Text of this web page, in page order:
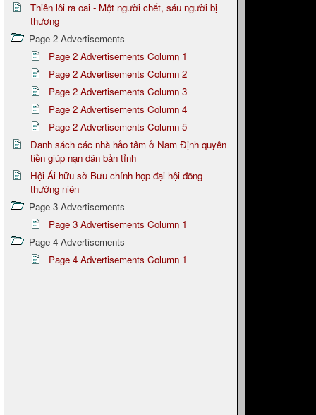
Thiên lôi ra oai - Một người chết, sáu người bị
thương
Page 2 Advertisements
Page 2 Advertisements Column 1
Page 2 Advertisements Column 2
Page 2 Advertisements Column 3
Page 2 Advertisements Column 4
Page 2 Advertisements Column 5
Danh sách các nhà hảo tâm ở Nam Định quyên
tiền giúp nạn dân bản tỉnh
Hội Ái hữu sở Bưu chính họp đại hội đồng
thường niên
Page 3 Advertisements
Page 3 Advertisements Column 1
Page 4 Advertisements
Page 4 Advertisements Column 1